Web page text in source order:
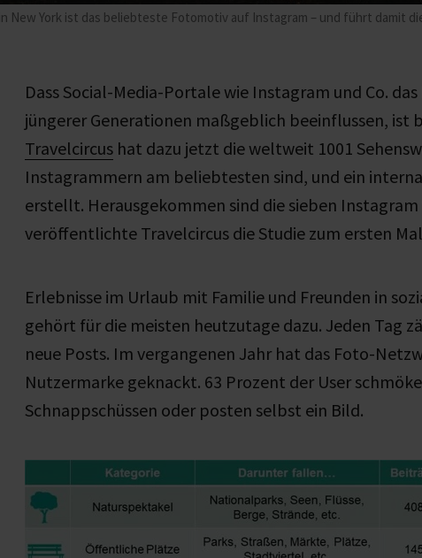
New York ist das beliebteste Fotomotiv auf Instagram – und führt damit
Dass Social-Media-Portale wie Instagram und Co.
jüngerer Generationen maßgeblich beeinflussen,
Travelcircus hat dazu jetzt die weltweit 1001
Instagrammern am beliebtesten sind, und ein
erstellt. Herausgekommen sind die sieben
veröffentlichte Travelcircus die Studie zum ersten
Erlebnisse im Urlaub mit Familie und Freunden in
gehört für die meisten heutzutage dazu. Jeden Tag
neue Posts. Im vergangenen Jahr hat das Foto-
Nutzermarke geknackt. 63 Prozent der User
Schnappschüssen oder posten selbst ein Bild.